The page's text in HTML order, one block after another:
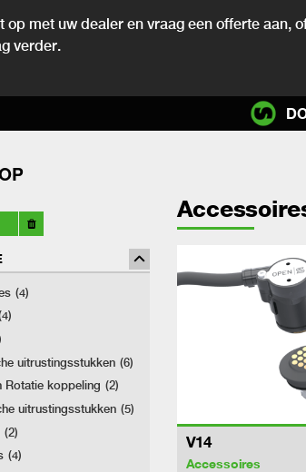
op met uw dealer en vraag een offerte aan,
verder.
(4)
uitrustingsstukken (6)
Rotatie koppeling (2)
uitrustingsstukken (5)
(2)
(4)
V14
Accessoires